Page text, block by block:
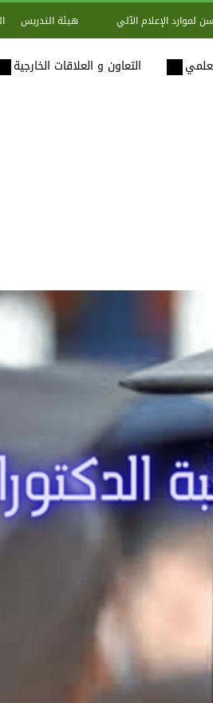
لموارد الإعلام الآلي هيئة التدريس
التعاون و العلاقات الخارجية